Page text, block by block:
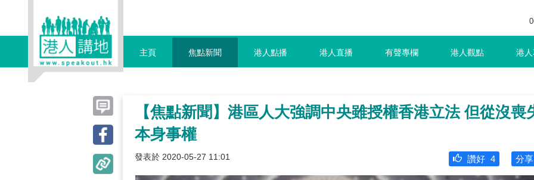
主頁 焦點新聞 港人點播 港人直播 有聲專欄 港人觀點 港
【焦點新聞】港區人大強調中央雖授權香港立法 但從沒喪
本身事權
發表於 2020-05-27 11:01 分享
讚好 4